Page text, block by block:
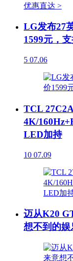
优惠直达 >
LG发布27
1599元，
5 07.06
TCL
4K/
LED加持
10 07.09
迈从K20
想不到的娱